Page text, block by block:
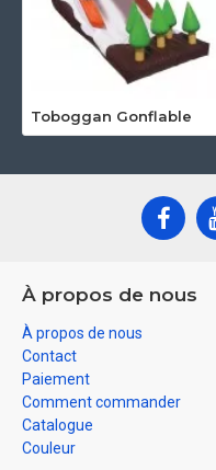
Toboggan Gonflable
À propos de nous
À propos de nous
Contact
Paiement
Comment commander
Catalogue
Couleur